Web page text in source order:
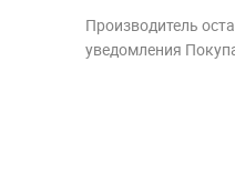
Производитель
уведомления